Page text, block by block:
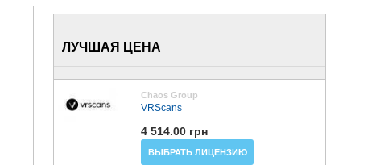
ЛУЧШАЯ ЦЕНА
Chaos Group
VRScans
4 514.00 грн
ВЫБРАТЬ ЛИЦЕНЗИЮ